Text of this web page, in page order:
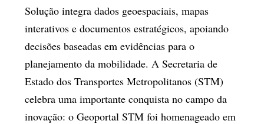
Solução integra dados geoespaciais, mapas
interativos e documentos estratégicos, apoiando
decisões baseadas em evidências para o
planejamento da mobilidade. A Secretaria de
Estado dos Transportes Metropolitanos (STM)
celebra uma importante conquista no campo da
inovação: o Geoportal STM foi homenageado em